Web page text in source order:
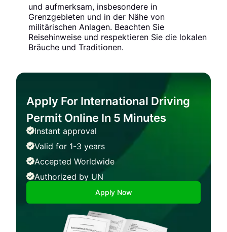
und aufmerksam, insbesondere in
Grenzgebieten und in der Nähe von
militärischen Anlagen. Beachten Sie
Reisehinweise und respektieren Sie die lokalen
Bräuche und Traditionen.
Apply For International Driving
Permit Online In 5 Minutes
Instant approval
Valid for 1-3 years
Accepted Worldwide
Authorized by UN
Apply Now